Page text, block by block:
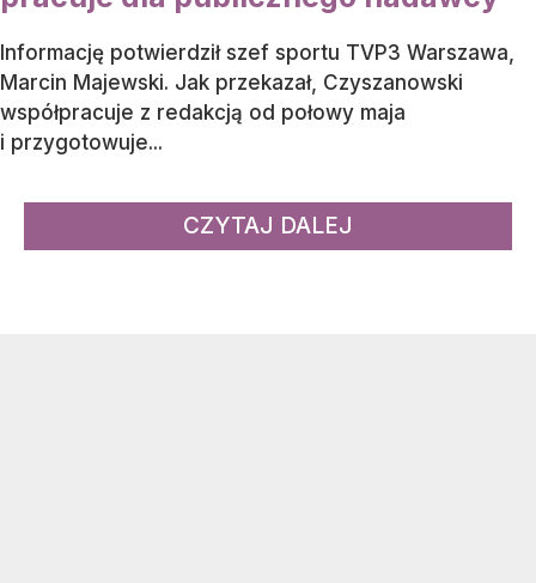
Informację potwierdził szef sportu TVP3 Warszawa,
Marcin Majewski. Jak przekazał, Czyszanowski
współpracuje z redakcją od połowy maja
i przygotowuje...
CZYTAJ DALEJ